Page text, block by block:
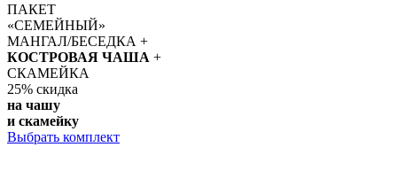
ПАКЕТ
«СЕМЕЙНЫЙ»
МАНГАЛ/БЕСЕДКА +
КОСТРОВАЯ ЧАША +
СКАМЕЙКА
25% скидка
на чашу
и скамейку
Выбрать комплект